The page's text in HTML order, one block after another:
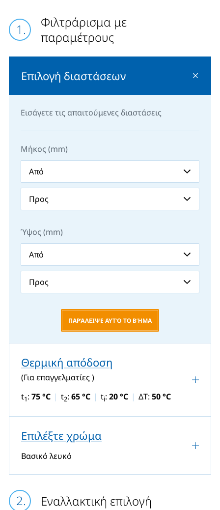
Φιλτράρισμα με
παραμέτρους
Επιλογή διαστάσεων
Εισάγετε τις απαιτούμενες διαστάσεις
Μήκος (mm)
Ύψος (mm)
ΠΑΡΆΛΕΙΨΕ ΑΥΤΌ ΤΟ ΒΉΜΑ
Θερμική απόδοση
(Για επαγγελματίες )
t1: 75 °C t2: 65 °C ti: 20 °C ΔT: 50 °C
Επιλέξτε χρώμα
Βασικό λευκό
Εναλλακτική επιλογή